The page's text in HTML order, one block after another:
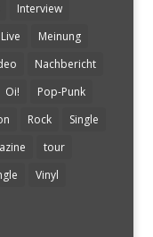
Interview
Live
Meinung
Nachbericht
Oi!
Pop-Punk
Rock
Single
tour
Vinyl